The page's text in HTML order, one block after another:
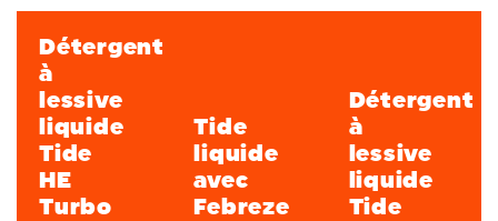
Détergent
à
lessive
liquide
Tide
HE
Turbo
Tide
liquide
avec
Febreze
Détergent
à
lessive
liquide
Tide